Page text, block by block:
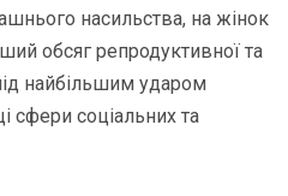
насильства, на жінок
обсяг репродуктивної та
найбільшим ударом
сфери соціальних та